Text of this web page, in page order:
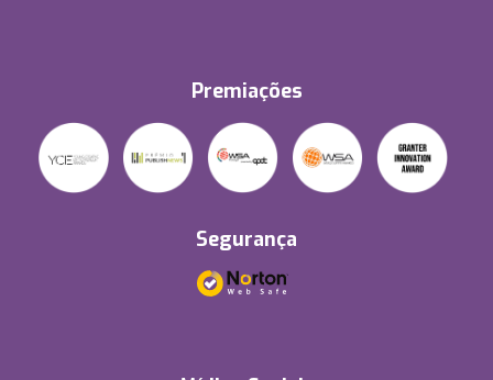
Premiações
Segurança